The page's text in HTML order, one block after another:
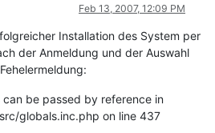
Feb 13, 2007, 12:09 PM
Installation des System per
der Anmeldung und der Auswahl
be passed by reference in
globals.inc.php on line 437